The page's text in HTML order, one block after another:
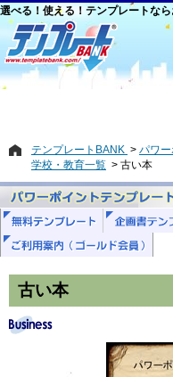
選べる！使える！テンプレートな
テンプレートBANK
パワ
学校・教育一覧
古い本
古い本